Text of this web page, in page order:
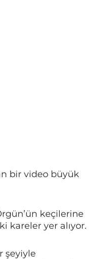
bir video büyük
keçilerine
kareler yer alıyor.
şeyiyle